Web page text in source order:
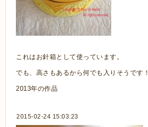
これはお針箱として使っています。
でも、高さもあるから何でも入りそうです！
2013年の作品
2015-02-24 15:03:23